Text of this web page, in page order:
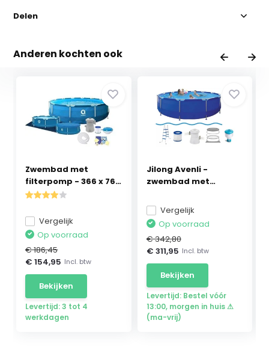
Delen
Anderen kochten ook
Zwembad met
filterpomp - 366 x 76
cm ...
Vergelijk
Op voorraad
€ 186,45
€ 154,95 Incl. btw
Bekijken
Levertijd: 3 tot 4
werkdagen
Jilong Avenli -
zwembad met
Vergelijk
Op voorraad
€ 342,80
€ 311,95 Incl. btw
Bekijken
Levertijd: Bestel vóór
13:00, morgen in huis ⚠
(ma-vrij)